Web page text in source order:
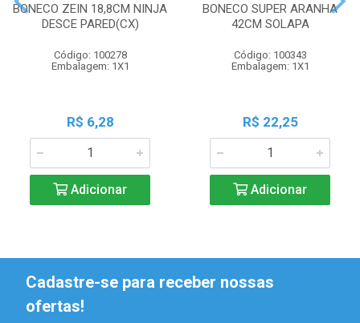
BONECO ZEIN 18,8CM NINJA
DESCE PARED(CX)
Código: 100278
Embalagem: 1X1
R$ 6,28
Adicionar
BONECO SUPER ARANHA
42CM SOLAPA
Código: 100343
Embalagem: 1X1
R$ 22,25
Adicionar
Cadastre-se para receber nossas
ofertas!